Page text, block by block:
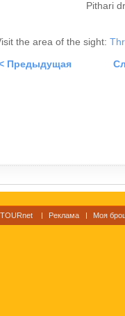
Pithari
the area of the sight:
Предыдущая
Реклама Моя